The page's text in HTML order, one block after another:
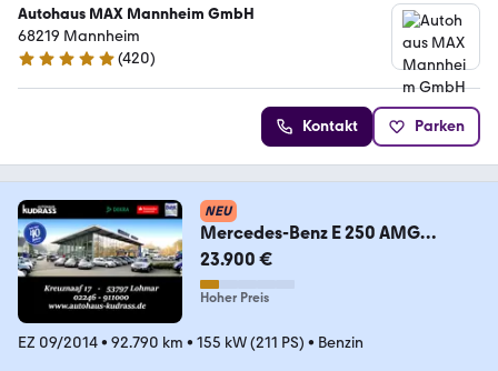
Autohaus MAX Mannheim GmbH
68219 Mannheim
4.9 Sterne
(420)
Kontakt Parken
NEU
Mercedes-Benz E 250 AMG
MULTIBEAM MEMORY TOTW
SITZKLIMA SOUND
23.900 €
Hoher Preis
EZ 09/2014• 92.790 km • 155 kW (211 PS) • Benzin